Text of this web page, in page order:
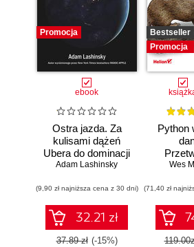
Promocja
ebook
Ostra jazda. Za
kulisami dążeń
Ubera do dominacji
na świecie
Adam Lashinsky
(9,90 zł najniższa cena z 30 dni)
32.21 zł
37.89 zł (-15%)
Bestseller
Promocja
Python
danych
Wes
(71,40 zł